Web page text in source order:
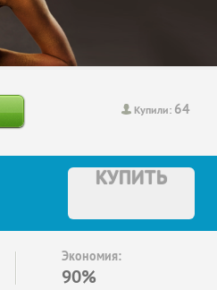
Купили: 64
КУПИТЬ
Экономия:
90%